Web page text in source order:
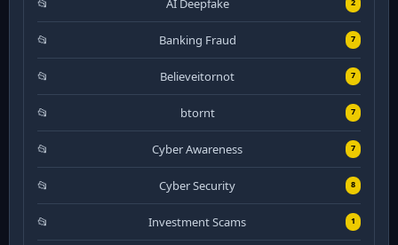
AI Deepfake 2
Banking Fraud 7
Believeitornot 7
btornt 7
Cyber Awareness 7
Cyber Security 8
Investment Scams 1